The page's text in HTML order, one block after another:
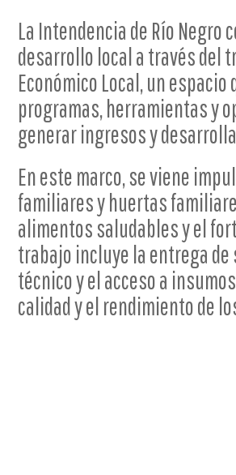
La Intendencia de Río
desarrollo local a través del
Económico Local, un
programas, herramientas y
generar ingresos y
En este marco, se viene
familiares y huertas
alimentos saludables y el
trabajo incluye la entrega
técnico y el acceso a
calidad y el rendimiento de